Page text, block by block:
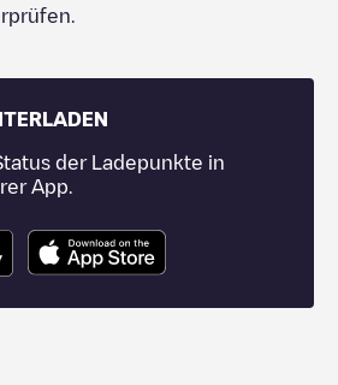
der Ladepunkte in
App.